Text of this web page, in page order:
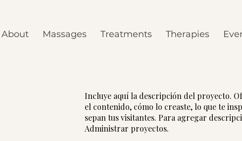
About Massages Treatments Therapies
Incluye aquí la descripción del proyecto.
el contenido, cómo lo creaste, lo que te
sepan tus visitantes. Para agregar
Administrar proyectos.